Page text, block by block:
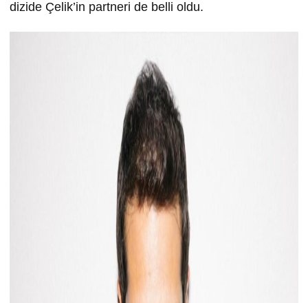
dizide Çelik’in partneri de belli oldu.